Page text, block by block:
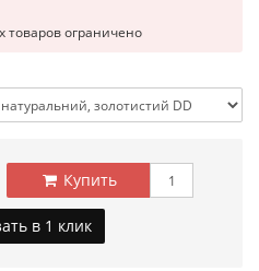
товаров ограничено
Купить
в 1 клик